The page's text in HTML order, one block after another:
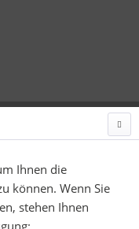
Ihnen die
können. Wenn Sie
stehen Ihnen